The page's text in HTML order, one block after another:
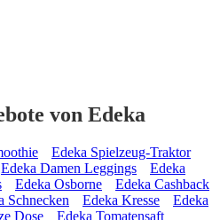
von Edeka
Edeka Spielzeug-Traktor
Edeka Damen Leggings
Edeka
Edeka Osborne
Edeka Cashback
Schnecken Edeka Kresse
Edeka
Dose Edeka Tomatensaft